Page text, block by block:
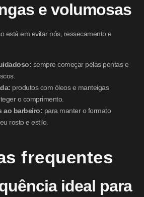
e volumosas
está em evitar nós, ressecamento e
sempre começar pelas pontas e
produtos com óleos e manteigas
o comprimento.
ao barbeiro: para manter o formato
rosto e estilo.
frequentes
ideal para